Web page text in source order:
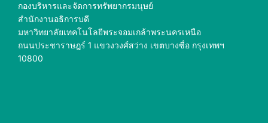
กองบริหารและจัดการทรัพยากรมนุษย์
สำนักงานอธิการบดี
มหาวิทยาลัยเทคโนโลยีพระจอมเกล้าพระนครเหนือ
ถนนประชาราษฎร์ 1 แขวงวงศ์สว่าง เขตบางซื่อ กรุงเทพฯ
10800